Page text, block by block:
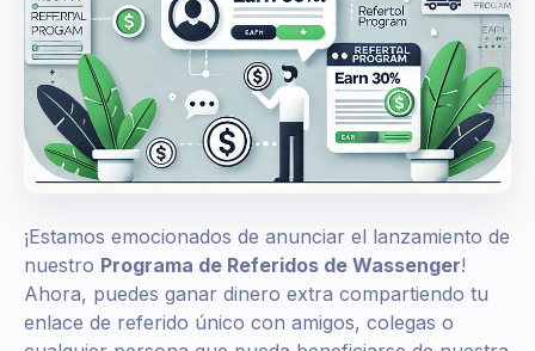
¡Estamos emocionados de anunciar el lanzamiento de
nuestro Programa de Referidos de Wassenger!
Ahora, puedes ganar dinero extra compartiendo tu
enlace de referido único con amigos, colegas o